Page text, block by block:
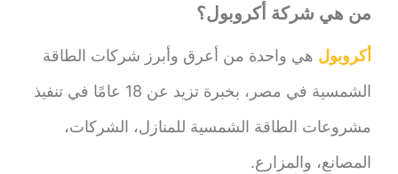
من هي شركة أكروبول؟
أكروبولهي واحدة من أعرق وأبرز شركات الطاقة
الشمسية في مصر، بخبرة تزيد عن 18 عامًا في تنفيذ
مشروعات الطاقة الشمسية للمنازل، الشركات،
المصانع، والمزارع.